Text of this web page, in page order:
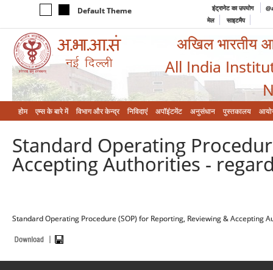
Default Theme इंट्रानेट का उपयोग
मेल
साइटमैप
अखिल भारतीय
All India
होम एम्‍स के बारे में विभाग और केन्‍द्र निविदाएं अपॉइंटमेंट अनुसंधान पुस्तकालय
Standard Operating
Accepting Authorities -
Standard Operating Procedure (SOP) for Reporting, Reviewing & Accepting